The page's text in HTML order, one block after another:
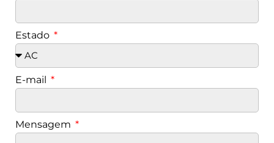
Estado
E-mail
Mensagem